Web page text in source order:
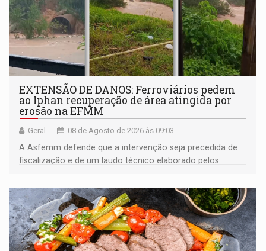
EXTENSÃO DE DANOS: Ferroviários pedem
ao Iphan recuperação de área atingida por
erosão na EFMM
Geral 08 de Agosto de 2026 às 09:03
A Asfemm defende que a intervenção seja precedida de
fiscalização e de um laudo técnico elaborado pelos